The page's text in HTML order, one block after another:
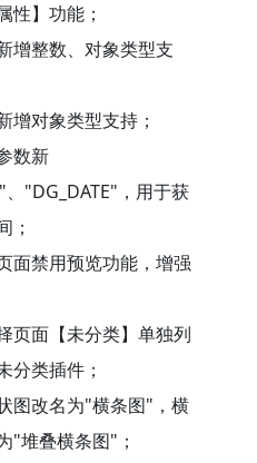
性】功能；
增整数、对象类型支
增对象类型支持；
数新
"DG_DATE"，用于获
；
面禁用预览功能，增强
页面【未分类】单独列
分类插件；
图改名为"横条图"，横
"堆叠横条图"；